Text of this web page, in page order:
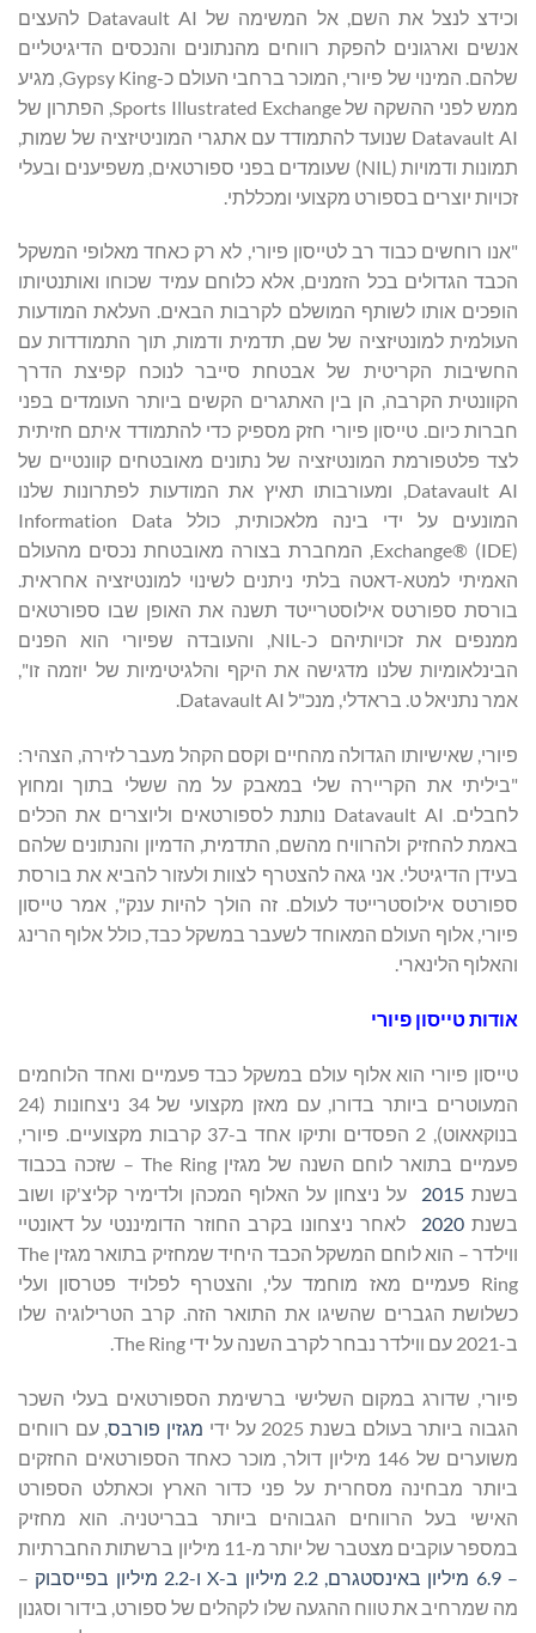
וכידצ לנצל את השם, אל המשימה של Datavault AI להעצים
אנשים וארגונים להפקת רווחים מהנתונים והנכסים הדיגיטליים
שלהם. המינוי של פיורי, המוכר ברחבי העולם כ-Gypsy King, מגיע
ממש לפני ההשקה של Sports Illustrated Exchange, הפתרון של
Datavault AI שנועד להתמודד עם אתגרי המוניטיזציה של שמות,
תמונות ודמויות (NIL) שעומדים בפני ספורטאים, משפיענים ובעלי
זכויות יוצרים בספורט מקצועי ומכללתי.
"אנו רוחשים כבוד רב לטייסון פיורי, לא רק כאחד מאלופי המשקל
הכבד הגדולים בכל הזמנים, אלא כלוחם עמיד שכוחו ואותנטיותו
הופכים אותו לשותף המושלם לקרבות הבאים. העלאת המודעות
העולמית למונטיזציה של שם, תדמית ודמות, תוך התמודדות עם
החשיבות הקריטית של אבטחת סייבר לנוכח קפיצת הדרך
הקוונטית הקרבה, הן בין האתגרים הקשים ביותר העומדים בפני
חברות כיום. טייסון פיורי חזק מספיק כדי להתמודד איתם חזיתית
לצד פלטפורמת המונטיזציה של נתונים מאובטחים קוונטיים של
Datavault AI, ומעורבותו תאיץ את המודעות לפתרונות שלנו
המונעים על ידי בינה מלאכותית, כולל Information Data
Exchange® (IDE), המחברת בצורה מאובטחת נכסים מהעולם
האמיתי למטא-דאטה בלתי ניתנים לשינוי למונטיזציה אחראית.
בורסת ספורטס אילוסטרייטד תשנה את האופן שבו ספורטאים
ממנפים את זכויותיהם כ-NIL, והעובדה שפיורי הוא הפנים
הבינלאומיות שלנו מדגישה את היקף והלגיטימיות של יוזמה זו",
אמר נתניאל ט. בראדלי, מנכ"ל Datavault AI.
פיורי, שאישיותו הגדולה מהחיים וקסם הקהל מעבר לזירה, הצהיר:
"ביליתי את הקריירה שלי במאבק על מה ששלי בתוך ומחוץ
לחבלים. Datavault AI נותנת לספורטאים וליוצרים את הכלים
באמת להחזיק ולהרוויח מהשם, התדמית, הדמיון והנתונים שלהם
בעידן הדיגיטלי. אני גאה להצטרף לצוות ולעזור להביא את בורסת
ספורטס אילוסטרייטד לעולם. זה הולך להיות ענק", אמר טייסון
פיורי, אלוף העולם המאוחד לשעבר במשקל כבד, כולל אלוף הרינג
והאלוף הלינארי.
אודות טייסון פיורי
טייסון פיורי הוא אלוף עולם במשקל כבד פעמיים ואחד הלוחמים
המעוטרים ביותר בדורו, עם מאזן מקצועי של 34 ניצחונות (24
בנוקאאוט), 2 הפסדים ותיקו אחד ב-37 קרבות מקצועיים. פיורי,
פעמיים בתואר לוחם השנה של מגזין The Ring – שזכה בכבוד
בשנת 2015 על ניצחון על האלוף המכהן ולדימיר קליצ'קו ושוב
בשנת2020 לאחר ניצחונו בקרב החוזר הדומיננטי על דאונטיי
ווילדר – הוא לוחם המשקל הכבד היחיד שמחזיק בתואר מגזין The
Ring פעמיים מאז מוחמד עלי, והצטרף לפלויד פטרסון ועלי
כשלושת הגברים שהשיגו את התואר הזה. קרב הטרילוגיה שלו
ב-2021 עם ווילדר נבחר לקרב השנה על ידי The Ring.
פיורי, שדורג במקום השלישי ברשימת הספורטאים בעלי השכר
הגבוה ביותר בעולם בשנת 2025 על ידי
מגזין פורבס, עם רווחים
משוערים של 146 מיליון דולר, מוכר כאחד הספורטאים החזקים
ביותר מבחינה מסחרית על פני כדור הארץ וכאתלט הספורט
האישי בעל הרווחים הגבוהים ביותר בבריטניה. הוא מחזיק
במספר עוקבים מצטבר של יותר מ-11 מיליון ברשתות החברתיות
– 6.9 מיליון באינסטגרם, 2.2 מיליון ב-X ו-2.2 מיליון בפייסבוק
–
מה שמרחיב את טווח ההגעה שלו לקהלים של ספורט, בידור וסגנון